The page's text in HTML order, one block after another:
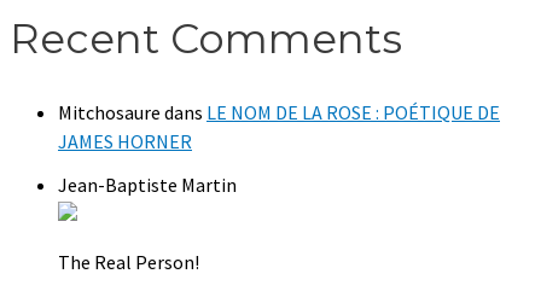
Recent Comments
Mitchosaure dans LE NOM DE LA ROSE : POÉTIQUE DE
JAMES HORNER
Jean-Baptiste Martin
The Real Person!